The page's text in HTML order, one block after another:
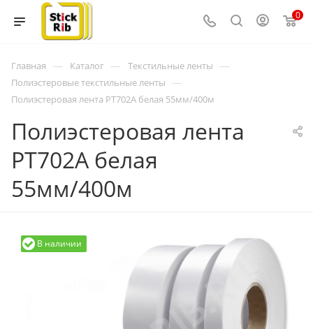
0
Главная — Каталог — Текстильные ленты —
Полиэстеровые текстильные ленты —
Полиэстеровая лента PT702A белая 55мм/400м
Полиэстеровая лента
PT702A белая
55мм/400м
В наличии